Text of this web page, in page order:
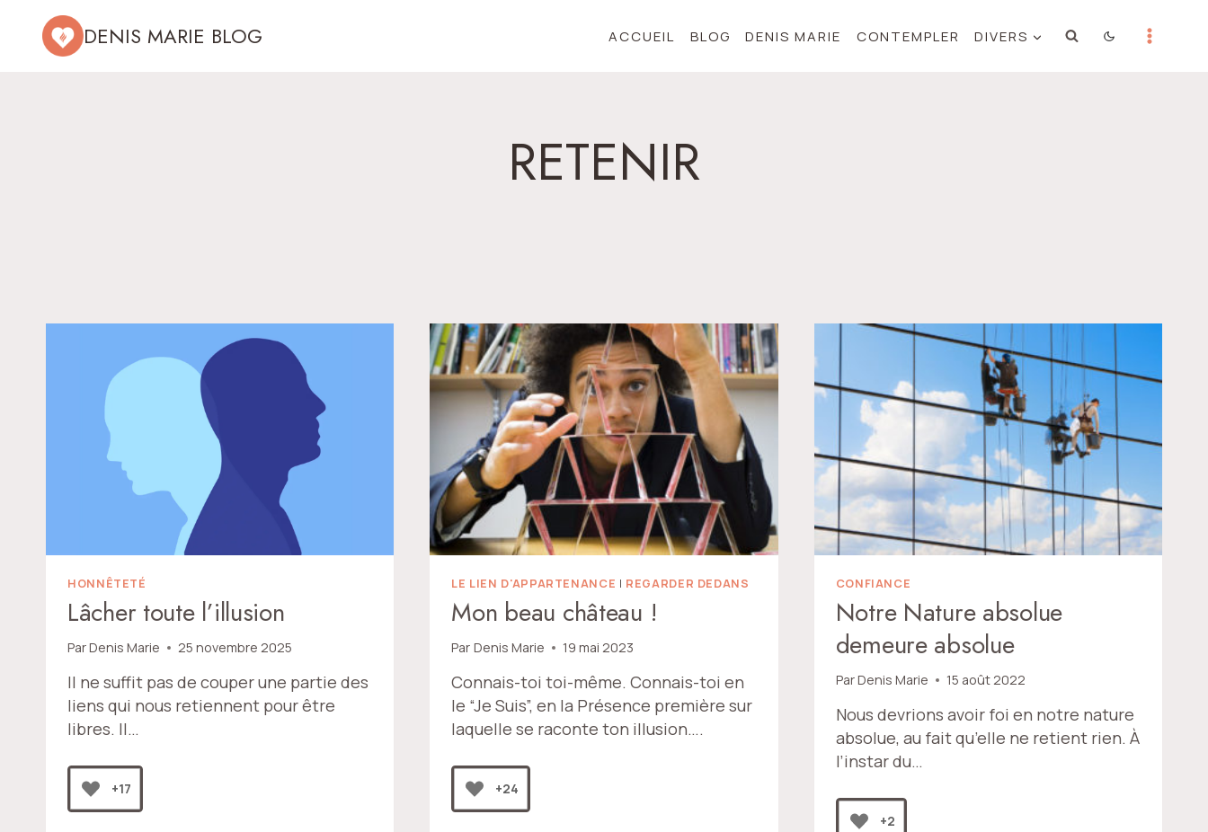
contenu
DENIS MARIE BLOG ACCUEIL BLOG DENIS MARIE CONTEMPLER DIVERS
RETENIR
HONNÊTETÉ
Lâcher toute l’illusion
ParDenis Marie 25 novembre 2025
Il ne suffit pas de couper une partie des
liens qui nous retiennent pour être
libres. Il…
+17
LE LIEN D'APPARTENANCE | REGARDER DEDANS
Mon beau château !
Par Denis Marie 19 mai 2023
Connais-toi toi-même. Connais-toi en
le “Je Suis”, en la Présence première sur
laquelle se raconte ton illusion….
+24
CONFIANCE
Notre Nature absolue
demeure absolue
ParDenis Marie 15 août 2022
Nous devrions avoir foi en notre nature
absolue, au fait qu’elle ne retient rien. À
l’instar du…
+2